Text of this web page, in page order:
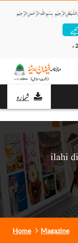
شمارہ
ilahi
Home Magazine